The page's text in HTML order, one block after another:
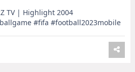
TV | Highlight 2004
#fifa #football2023mobile